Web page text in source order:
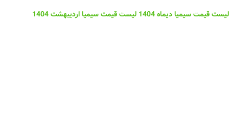
لیست قیمت سیمیا دیماه 1404 لیست قیمت سیمیا اردیبهشت 1404